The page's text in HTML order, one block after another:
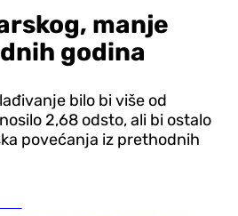
manje
godina
bilo bi više od
2,68 odsto, ali bi ostalo
povećanja iz prethodnih